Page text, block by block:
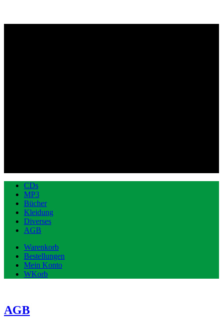
CDs
MP3
Bücher
Kleidung
Diverses
AGB
Warenkorb
Bestellungen
Mein Konto
WKorb
AGB